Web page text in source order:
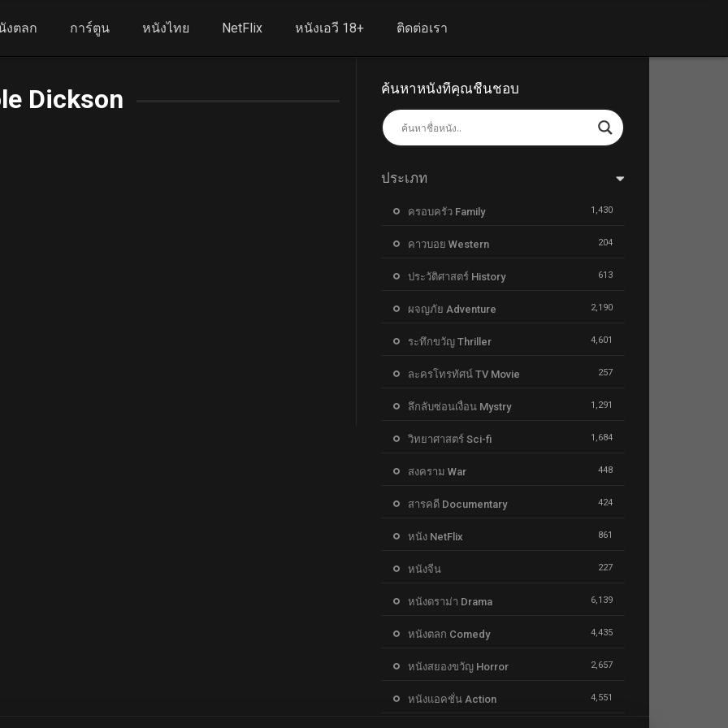
งตลก การ์ตูน หนังไทย NetFlix หนังเอวี 18+ ติดต่อเรา
Dickson ค้นหาหนังที่คุณชื่นชอบ
ประเภท
ครอบครัว Family 1,430
คาวบอย Western 204
ประวัติศาสตร์ History 613
ผจญภัย Adventure 2,190
ระทึกขวัญ Thriller 4,601
ละครโทรทัศน์ TV Movie 257
ลึกลับซ่อนเงื่อน Mystry 1,291
วิทยาศาสตร์ Sci-fi 1,684
สงคราม War 448
สารคดี Documentary 424
หนัง NetFlix 861
หนังจีน 227
หนังดราม่า Drama 6,139
หนังตลก Comedy 4,435
หนังสยองขวัญ Horror 2,657
หนังแอคชั่น Action 4,551